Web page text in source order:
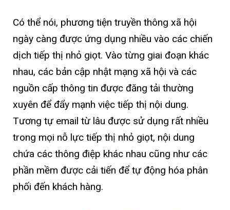
Có thể nói, phương tiện truyền thông xã hội
ngày càng được ứng dụng nhiều vào các chiến
dịch tiếp thị nhỏ giọt. Vào từng giai đoạn khác
nhau, các bản cập nhật mạng xã hội và các
nguồn cấp thông tin được đăng tải thường
xuyên để đẩy mạnh việc tiếp thị nội dung.
Tương tự email từ lâu được sử dụng rất nhiều
trong mọi nỗ lực tiếp thị nhỏ giọt, nội dung
chứa các thông điệp khác nhau cũng như các
phần mềm được cải tiến để tự động hóa phân
phối đến khách hàng.